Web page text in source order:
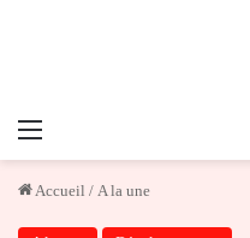
Menu
Accueil / A la une